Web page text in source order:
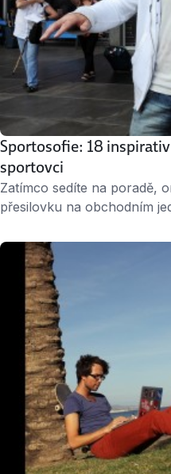
Sportosofie: 18
sportovci
Zatímco sedíte na poradě,
přesilovku na obchodním
sportovci. Jejich náplň
ale i tak vás může svět
lyžařů inspirovat. Třeba v
prohry a celkově život. …